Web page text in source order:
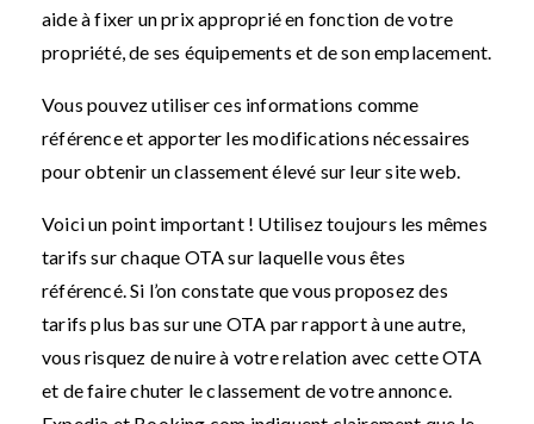
aide à fixer un prix approprié en fonction de votre
propriété, de ses équipements et de son emplacement.
Vous pouvez utiliser ces informations comme
référence et apporter les modifications nécessaires
pour obtenir un classement élevé sur leur site web.
Voici un point important ! Utilisez toujours les mêmes
tarifs sur chaque OTA sur laquelle vous êtes
référencé. Si l’on constate que vous proposez des
tarifs plus bas sur une OTA par rapport à une autre,
vous risquez de nuire à votre relation avec cette OTA
et de faire chuter le classement de votre annonce.